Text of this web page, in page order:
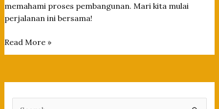
memahami proses pembangunan. Mari kita mulai
perjalanan ini bersama!
Tips
Memilih
Read More »